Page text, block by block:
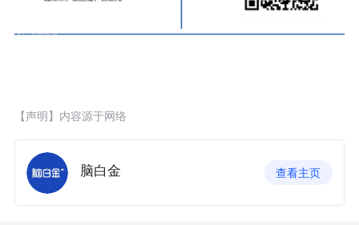
【声明】内容源于网络
脑白金 查看主页